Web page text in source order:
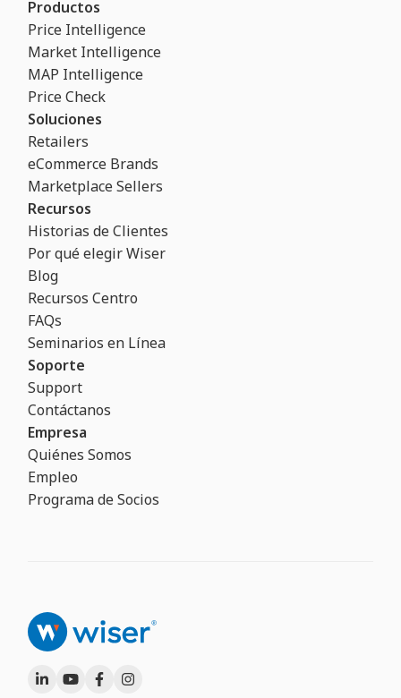
Productos
Price Intelligence
Market Intelligence
MAP Intelligence
Price Check
Soluciones
Retailers
eCommerce Brands
Marketplace Sellers
Recursos
Historias de Clientes
Por qué elegir Wiser
Blog
Recursos Centro
FAQs
Seminarios en Línea
Soporte
Support
Contáctanos
Empresa
Quiénes Somos
Empleo
Programa de Socios